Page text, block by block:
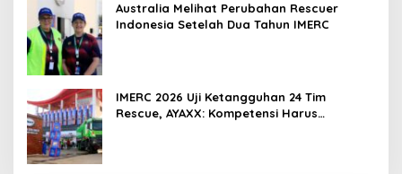
Australia Melihat Perubahan Rescuer
Indonesia Setelah Dua Tahun IMERC
IMERC 2026 Uji Ketangguhan 24 Tim
Rescue, AYAXX: Kompetensi Harus